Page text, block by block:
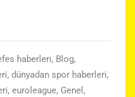
haberleri, Blog,
, dünyadan spor haberleri,
, euroleague, Genel ,